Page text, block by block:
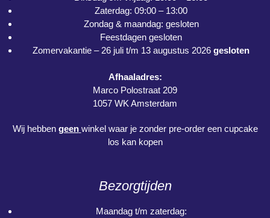
Zaterdag: 09:00 – 13:00
Zondag & maandag: gesloten
Feestdagen gesloten
Zomervakantie – 26 juli t/m 13 augustus 2026 gesloten
Afhaaladres:
Marco Polostraat 209
1057 WK Amsterdam
Wij hebben geen winkel waar je zonder pre-order een cupcake
los kan kopen
Bezorgtijden
Maandag t/m zaterdag: